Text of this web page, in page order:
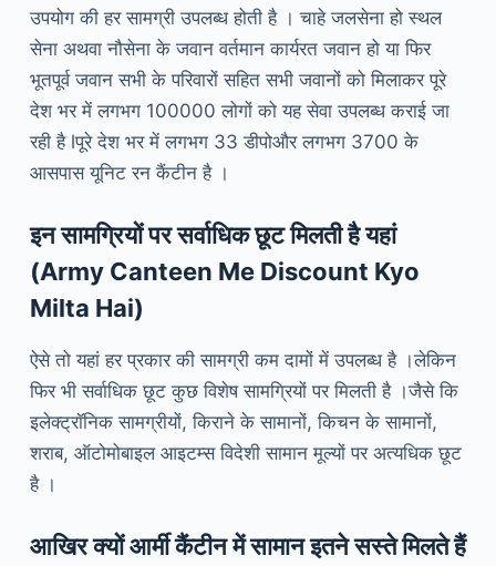
उपयोग की हर सामग्री उपलब्ध होती है । चाहे जलसेना हो स्थल
सेना अथवा नौसेना के जवान वर्तमान कार्यरत जवान हो या फिर
भूतपूर्व जवान सभी के परिवारों सहित सभी जवानों को मिलाकर पूरे
देश भर में लगभग 100000 लोगों को यह सेवा उपलब्ध कराई जा
रही है lपूरे देश भर में लगभग 33 डीपोऔर लगभग 3700 के
आसपास यूनिट रन कैंटीन है ।
इन सामग्रियों पर सर्वाधिक छूट मिलती है यहां
(Army Canteen Me Discount Kyo
Milta Hai)
ऐसे तो यहां हर प्रकार की सामग्री कम दामों में उपलब्ध है ।लेकिन
फिर भी सर्वाधिक छूट कुछ विशेष सामग्रियों पर मिलती है ।जैसे कि
इलेक्ट्रॉनिक सामग्रीयों, किराने के सामानों, किचन के सामानों,
शराब, ऑटोमोबाइल आइटम्स विदेशी सामान मूल्यों पर अत्यधिक छूट
है ।
आखिर क्यों आर्मी कैंटीन में सामान इतने सस्ते मिलते हैं